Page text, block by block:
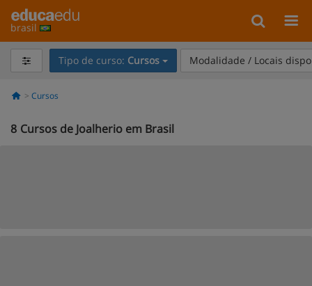
brasil
Tipo de curso: Cursos Modalidade / Locais
Cursos
8 Cursos de Joalherio em Brasil